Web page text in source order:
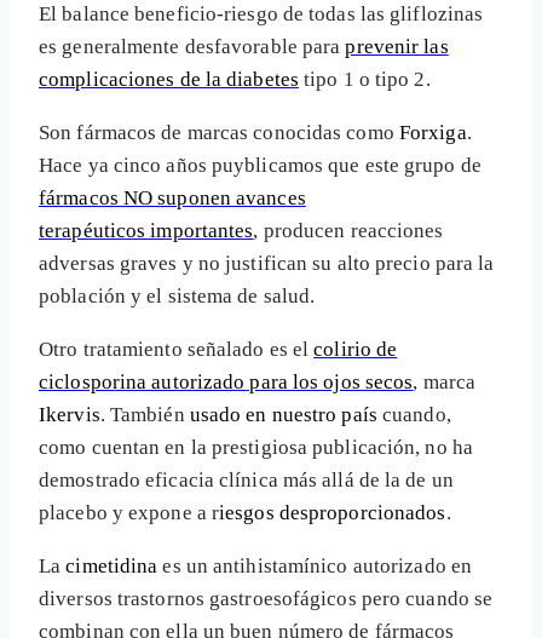
El balance beneficio-riesgo de todas las gliflozinas
es generalmente desfavorable paraprevenir las
complicaciones de la diabetes tipo 1 o tipo 2.
Son fármacos de marcas conocidas como Forxiga.
Hace ya cinco años puyblicamos que este grupo de
fármacos NO suponen avances
terapéuticos importantes, producen reacciones
adversas graves y no justifican su alto precio para la
población y el sistema de salud.
Otro tratamiento señalado es elcolirio de
ciclosporina autorizado para los ojos secos, marca
Ikervis. También usado en nuestro país cuando,
como cuentan en la prestigiosa publicación, no ha
demostrado eficacia clínica más allá de la de un
placebo y expone a riesgos desproporcionados.
Lacimetidina es un antihistamínico autorizado en
diversos trastornos gastroesofágicos pero cuando se
combinan con ella un buen número de fármacos